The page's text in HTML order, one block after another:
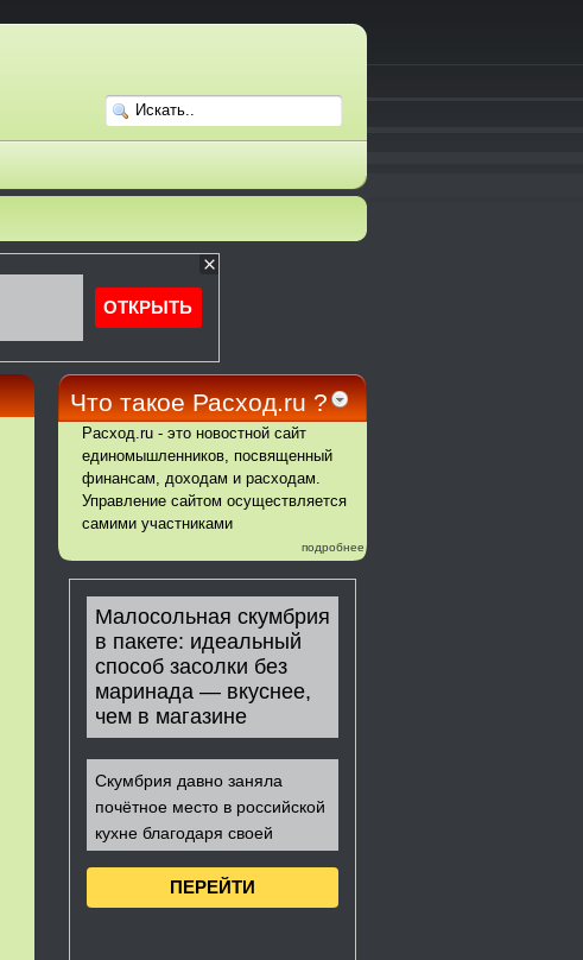
Что такое Расход.ru ?
Расход.ru - это новостной сайт
единомышленников, посвященный
финансам, доходам и расходам.
Управление сайтом осуществляется
самими участниками
подробнее